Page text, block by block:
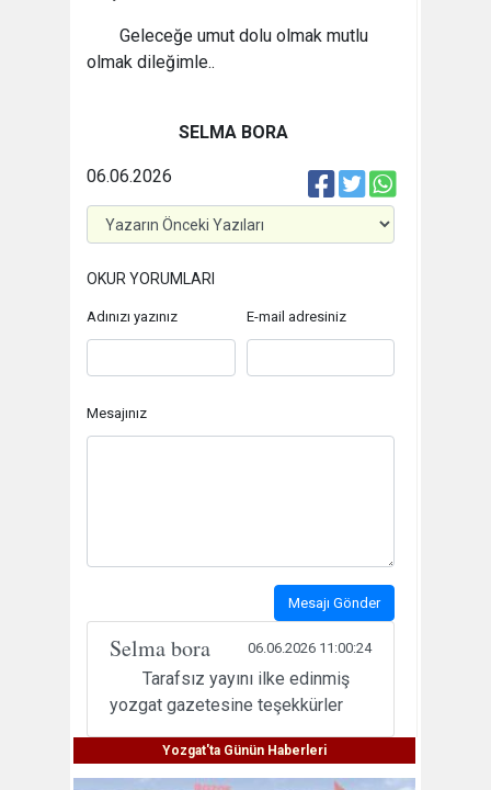
Geleceğe umut dolu olmak mutlu
olmak dileğimle..
SELMA BORA
06.06.2026
OKUR YORUMLARI
Adınızı yazınız E-mail adresiniz
Mesajınız
Mesajı Gönder
Selma bora 06.06.2026 11:00:24
Tarafsız yayını ilke edinmiş
yozgat gazetesine teşekkürler
Yozgat'ta Günün Haberleri